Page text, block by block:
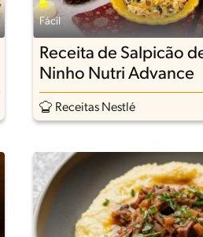
Fácil
Receita de Salpicão
Ninho Nutri Advance
Receitas Nestlé